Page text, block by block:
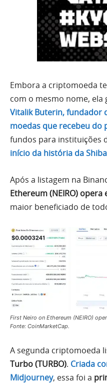
Embora a criptomoeda
com o mesmo nome,
Vitalik Buterin, fundador
moedas que recebeu do
fundos para instituições
início da história da
Após a listagem na
Ethereum (NEIRO) opera
maior beneficiado de
First Neiro on Ethereum (NEIRO)
Fonte: CoinMarketCap.
A segunda criptomoeda
Turbo (TURBO). Criada
Midjourney, essa foi a